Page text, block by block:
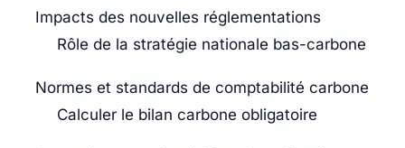
Impacts des nouvelles réglementations
Rôle de la stratégie nationale bas-carbone
Normes et standards de comptabilité carbone
Calculer le bilan carbone obligatoire